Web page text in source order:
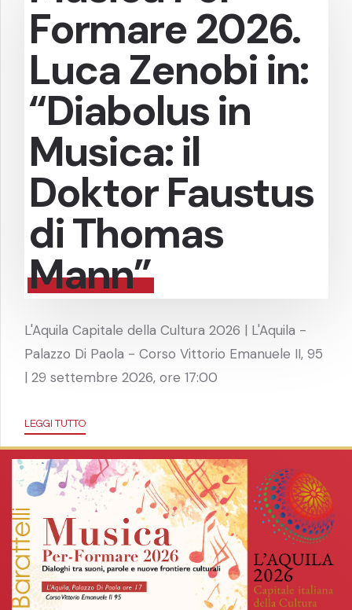
Formare 2026.
Luca Zenobi in:
“Diabolus in
Musica: il
Doktor Faustus
di Thomas
Mann”
L'Aquila Capitale della Cultura 2026 | L'Aquila -
Palazzo Di Paola - Corso Vittorio Emanuele II, 95
| 29 settembre 2026, ore 17:00
LEGGI TUTTO